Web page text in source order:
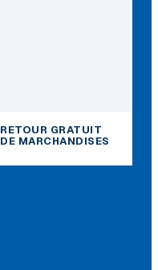
RETOUR GRATUIT
DE MARCHANDISES